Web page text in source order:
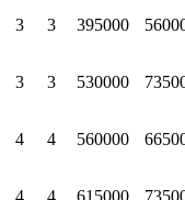
3 3 395000
3 3 530000
4 4 560000
4 4 615000